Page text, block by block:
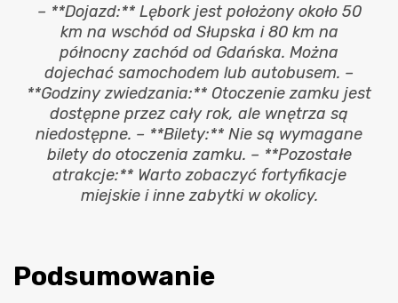
– **Dojazd:** Lębork jest położony około 50
km na wschód od Słupska i 80 km na
północny zachód od Gdańska. Można
dojechać samochodem lub autobusem. –
**Godziny zwiedzania:** Otoczenie zamku jest
dostępne przez cały rok, ale wnętrza są
niedostępne. – **Bilety:** Nie są wymagane
bilety do otoczenia zamku. – **Pozostałe
atrakcje:** Warto zobaczyć fortyfikacje
miejskie i inne zabytki w okolicy.
Podsumowanie